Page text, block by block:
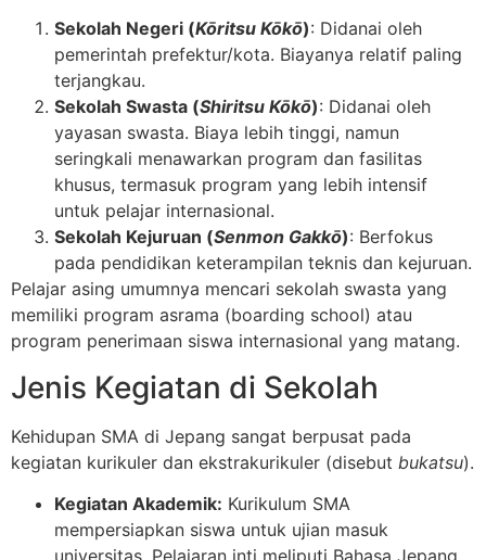
Sekolah Negeri (Kōritsu Kōkō): Didanai oleh
pemerintah prefektur/kota. Biayanya relatif paling
terjangkau.
Sekolah Swasta (Shiritsu Kōkō): Didanai oleh
yayasan swasta. Biaya lebih tinggi, namun
seringkali menawarkan program dan fasilitas
khusus, termasuk program yang lebih intensif
untuk pelajar internasional.
Sekolah Kejuruan (Senmon Gakkō): Berfokus
pada pendidikan keterampilan teknis dan kejuruan.
Pelajar asing umumnya mencari sekolah swasta yang
memiliki program asrama (boarding school) atau
program penerimaan siswa internasional yang matang.
Jenis Kegiatan di Sekolah
Kehidupan SMA di Jepang sangat berpusat pada
kegiatan kurikuler dan ekstrakurikuler (disebut bukatsu).
Kegiatan Akademik: Kurikulum SMA
mempersiapkan siswa untuk ujian masuk